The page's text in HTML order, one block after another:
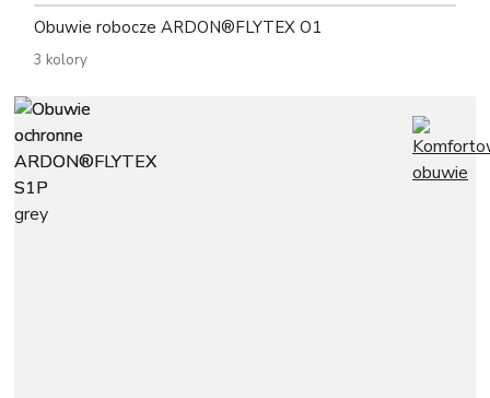
Obuwie robocze ARDON®FLYTEX O1
3 kolory